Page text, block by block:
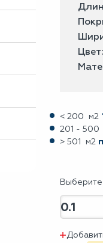
< 200 м2
201 -
> 501 м2
Выберите